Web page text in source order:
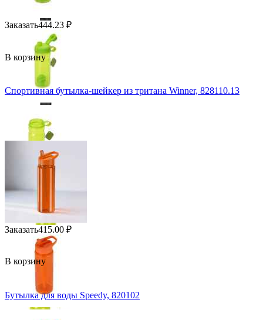
Заказать444.23 ₽
В корзину
Спортивная бутылка-шейкер из тритана Winner, 828110.13
Заказать415.00 ₽
В корзину
Бутылка для воды Speedy, 820102